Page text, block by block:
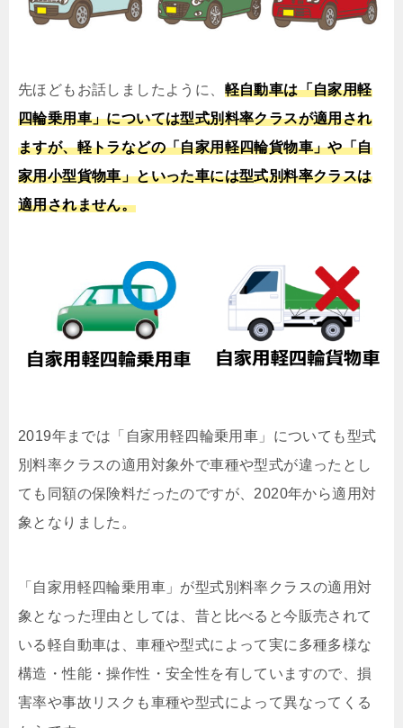
先ほどもお話しましたように、 軽自動車は「自家用軽
四輪乗用車」については型式別料率クラスが適用され
ますが、軽トラなどの「自家用軽四輪貨物車」や「自
家用小型貨物車」といった車には型式別料率クラスは
適用されません。
2019年までは「自家用軽四輪乗用車」についても型式
別料率クラスの適用対象外で車種や型式が違ったとし
ても同額の保険料だったのですが、2020年から適用対
象となりました。
「自家用軽四輪乗用車」が型式別料率クラスの適用対
象となった理由としては、昔と比べると今販売されて
いる軽自動車は、車種や型式によって実に多種多様な
構造・性能・操作性・安全性を有していますので、損
害率や事故リスクも車種や型式によって異なってくる